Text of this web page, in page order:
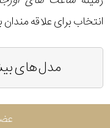
انتخاب برای علاقه
مدل های